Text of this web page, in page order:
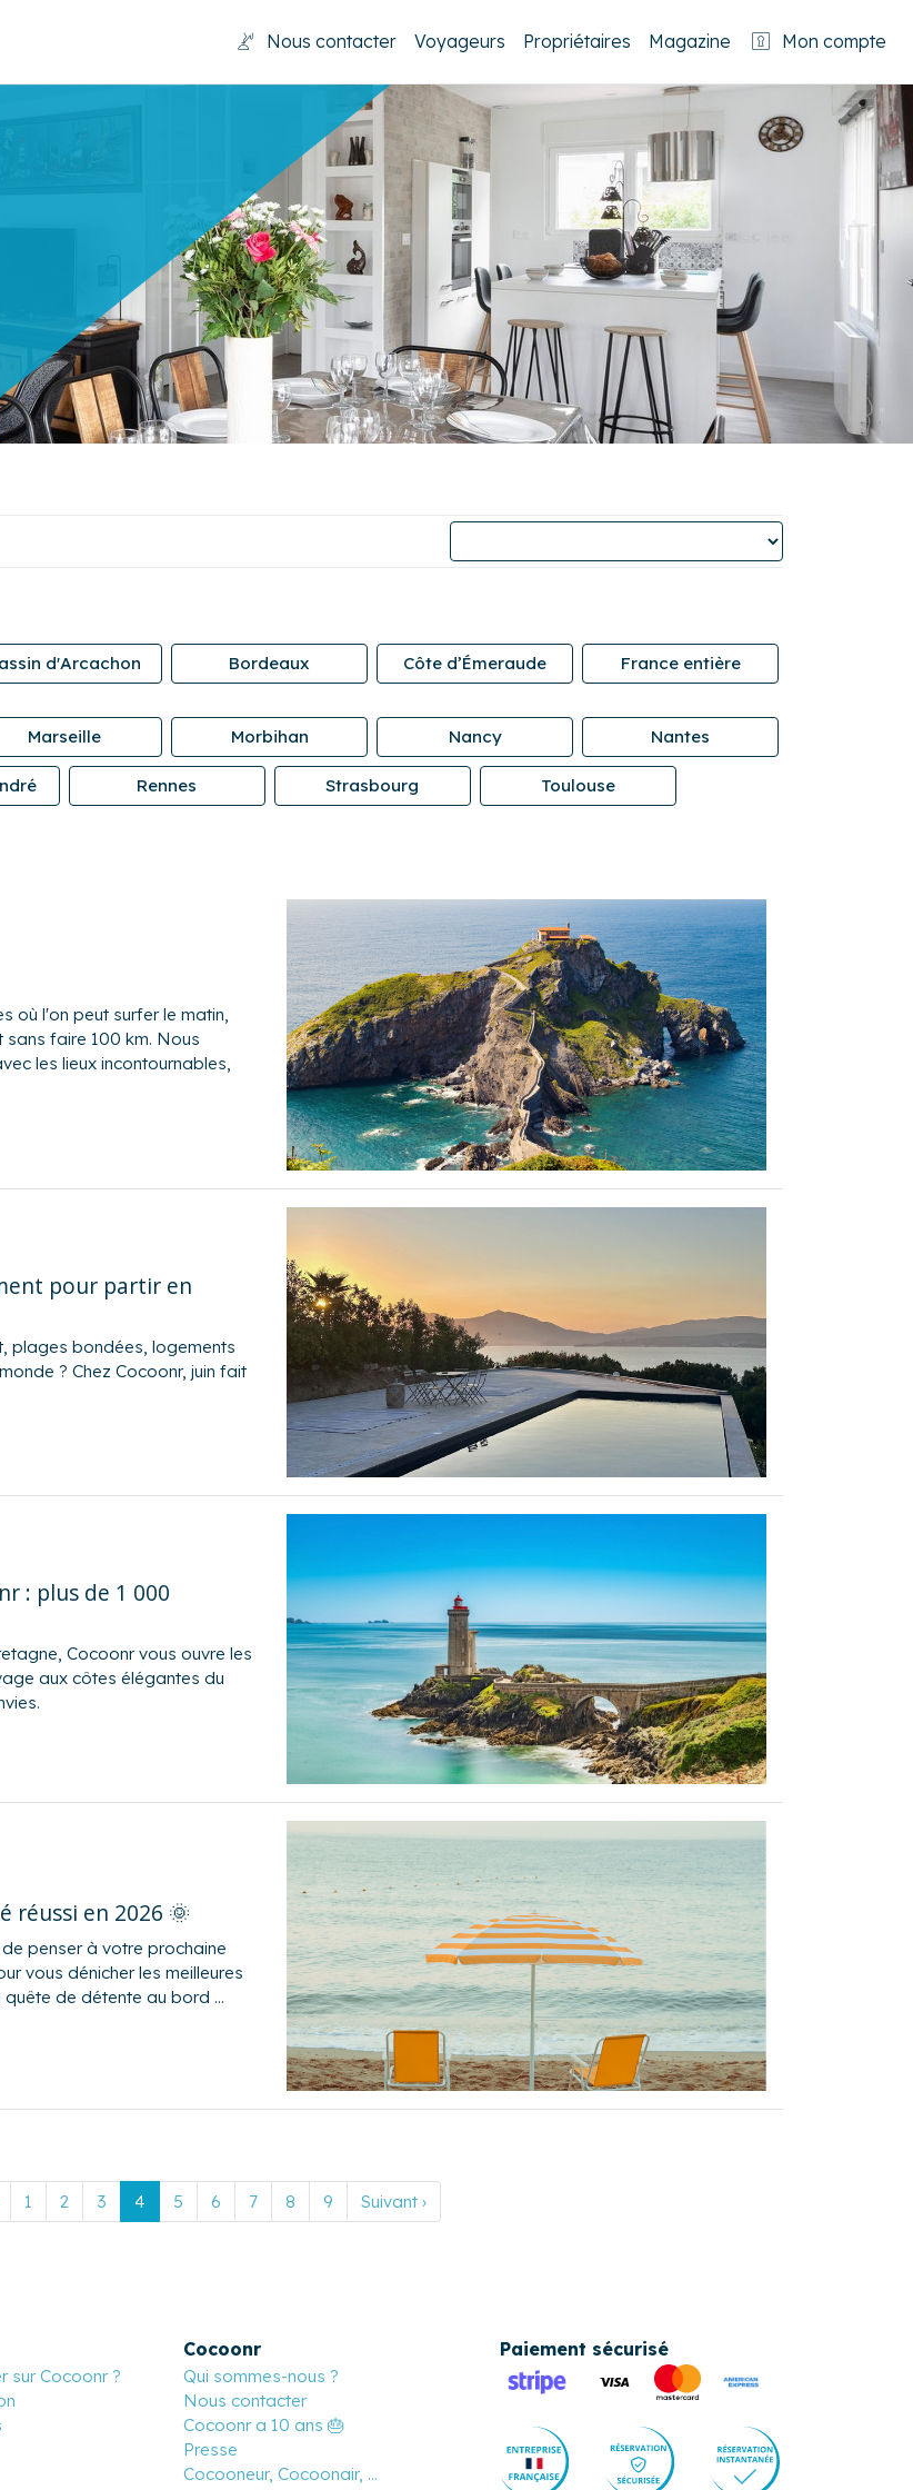
Nous contacter Voyageurs Propriétaires Magazine Mon compte
d'Arcachon Bordeaux Côte d’Émeraude France entière
Marseille Morbihan Nancy Nantes
Rennes Strasbourg Toulouse
où l'on peut surfer le matin,
faire 100 km. Nous
les lieux incontournables,
pour partir en
plages bondées, logements
? Chez Cocoonr, juin fait
: plus de 1 000
Cocoonr vous ouvre les
aux côtes élégantes du
en 2026 🌞
penser à votre prochaine
vous dénicher les meilleures
quête de détente au bord …
1 2 3 4 5 6 7 8 9 Suivant ›
sur Cocoonr ?
Cocoonr
Qui sommes-nous ?
Nous contacter
Cocoonr a 10 ans 🎂
Presse
Cocooneur, Cocoonair, ...
Paiement sécurisé